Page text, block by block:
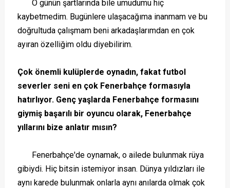
O günün şartlarında bile umudumu hiç
kaybetmedim. Bugünlere ulaşacağıma inanmam ve bu
doğrultuda çalışmam beni arkadaşlarımdan en çok
ayıran özelliğim oldu diyebilirim.
Çok önemli kulüplerde oynadın, fakat futbol
severler seni en çok Fenerbahçe formasıyla
hatırlıyor. Genç yaşlarda Fenerbahçe formasını
giymiş başarılı bir oyuncu olarak, Fenerbahçe
yıllarını bize anlatır mısın?
Fenerbahçe'de oynamak, o ailede bulunmak rüya
gibiydi. Hiç bitsin istemiyor insan. Dünya yıldızları ile
aynı karede bulunmak onlarla aynı anılarda olmak çok